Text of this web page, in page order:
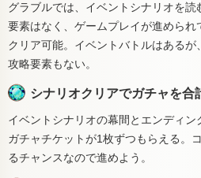
グラブルでは、イベントシナリオを
要素はなく、ゲームプレイが進めら
クリア可能。イベントバトルはある
攻略要素もない。
シナリオクリアでガチャを合
イベントシナリオの幕間とエンディ
ガチャチケットが1枚ずつもらえる。
るチャンスなので進めよう。